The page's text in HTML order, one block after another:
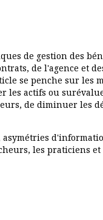
de gestion des
de l'agence et
se penche sur les
actifs ou
de diminuer les
les praticiens